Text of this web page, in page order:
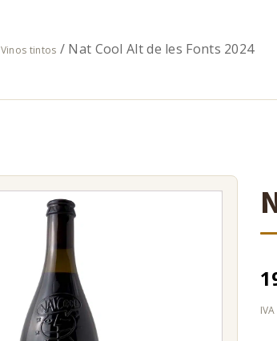
Vinos tintos / Nat Cool Alt de les Fonts 2024